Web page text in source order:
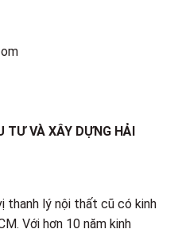
VÀ XÂY DỰNG HẢI
thanh lý nội thất cũ có kinh
Với hơn 10 năm kinh